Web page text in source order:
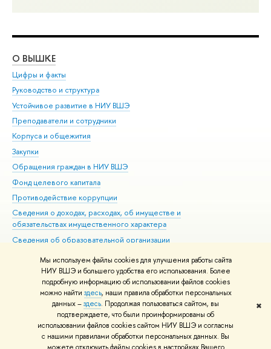
Мы используем файлы cookies для улучшения работы сайта
НИУ ВШЭ и большего удобства его использования. Более
подробную информацию об использовании файлов cookies
можно найти здесь, наши правила обработки персональных
данных –здесь. Продолжая пользоваться сайтом, вы
подтверждаете, что были проинформированы об
использовании файлов cookies сайтом НИУ ВШЭ и согласны
с нашими правилами обработки персональных данных. Вы
✖
О ВЫШКЕ
Цифры и факты
Руководство и структура
Устойчивое развитие в НИУ ВШЭ
Преподаватели и сотрудники
Корпуса и общежития
Закупки
Обращения граждан в НИУ ВШЭ
Фонд целевого капитала
Противодействие коррупции
Сведения о доходах, расходах, об имуществе и
обязательствах имущественного характера
Сведения об образовательной организации
Людям с ограниченными возможностями здоровья
Единая платежная страница
Работа в Вышке
© НИУ ВШЭ 1993–2026 Адреса и контакты Условия использования
материалов Политика конфиденциальности Карта сайта